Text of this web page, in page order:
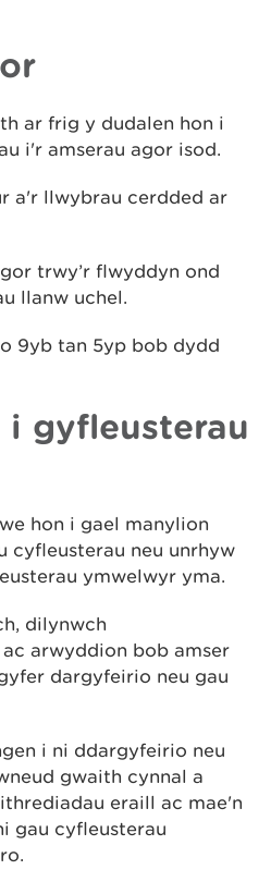
ar frig y dudalen hon i
i'r amserau agor isod.
a'r llwybrau cerdded ar
trwy’r flwyddyn ond
llanw uchel.
9yb tan 5yp bob dydd
gyfleusterau
hon i gael manylion
cyfleusterau neu unrhyw
ymwelwyr yma.
dilynwch
arwyddion bob amser
dargyfeirio neu gau
i ni ddargyfeirio neu
gwaith cynnal a
eraill ac mae'n
gau cyfleusterau